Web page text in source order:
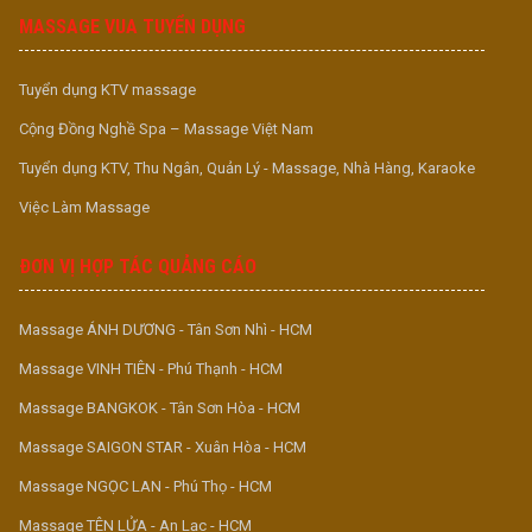
MASSAGE VUA TUYỂN DỤNG
Tuyển dụng KTV massage
Cộng Đồng Nghề Spa – Massage Việt Nam
Tuyển dụng KTV, Thu Ngân, Quản Lý - Massage, Nhà Hàng, Karaoke
Việc Làm Massage
ĐƠN VỊ HỢP TÁC QUẢNG CÁO
Massage ÁNH DƯƠNG - Tân Sơn Nhì - HCM
Massage VINH TIÊN - Phú Thạnh - HCM
Massage BANGKOK - Tân Sơn Hòa - HCM
Massage SAIGON STAR - Xuân Hòa - HCM
Massage NGỌC LAN - Phú Thọ - HCM
Massage TÊN LỬA - An Lạc - HCM